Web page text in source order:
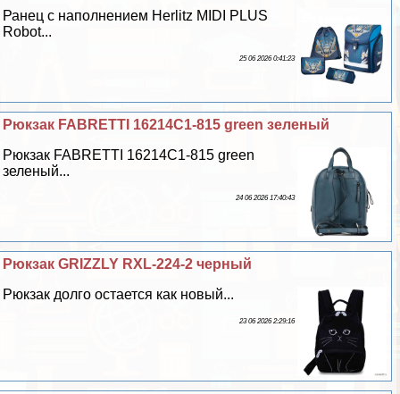
Ранец с наполнением Herlitz MIDI PLUS
Robot...
25 06 2026 0:41:23
Рюкзак FABRETTI 16214C1-815 green зеленый
Рюкзак FABRETTI 16214C1-815 green
зеленый...
24 06 2026 17:40:43
Рюкзак GRIZZLY RXL-224-2 черный
Рюкзак долго остается как новый...
23 06 2026 2:29:16